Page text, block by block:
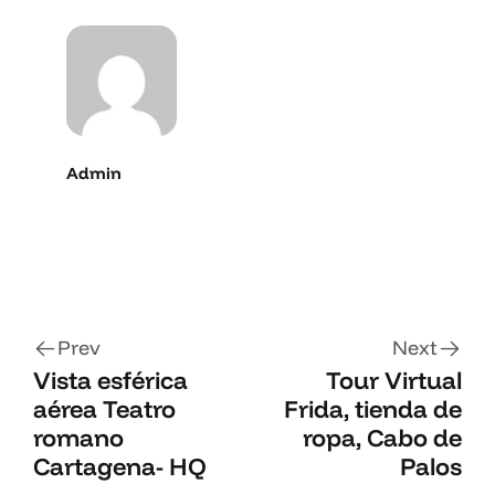
Admin
Prev
Vista esférica
aérea Teatro
romano
Cartagena- HQ
Next
Tour Virtual
Frida, tienda de
ropa, Cabo de
Palos